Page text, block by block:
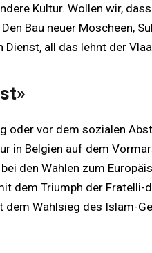
Kultur. Wollen wir,
Bau neuer Moscheen,
all das lehnt der
oder vor dem sozialen
in Belgien auf dem
den Wahlen zum
dem Triumph der Fratelli-
Wahlsieg des Islam-